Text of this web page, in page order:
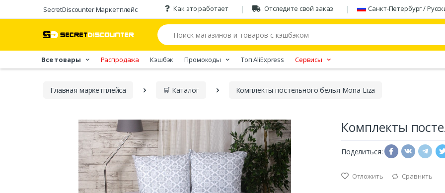
SecretDiscounter Маркетплейс Как это работает Отследите свой заказ Санкт-Петербург /
Все товары Распродажа Кэшбэк Промокоды Tоп AliExpress Сервисы
Главная марĸетплейса 🛒 Каталог Комплекты постельного белья Mona Liza
Комплекты
Поделиться:
Отложить Сравнить